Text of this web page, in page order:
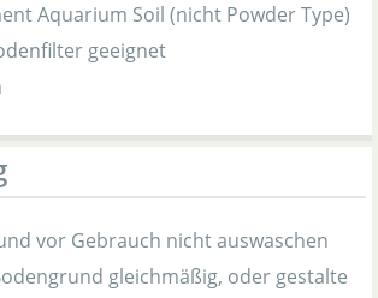
Aquarium Soil (nicht Powder Type)
geeignet
vor Gebrauch nicht auswaschen
gleichmäßig, oder gestalte